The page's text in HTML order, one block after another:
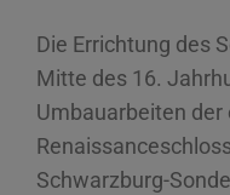
Die Errichtung des
Mitte des 16.
Umbauarbeiten
Schwarzburg-